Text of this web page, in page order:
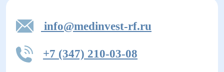
info@medinvest-rf.ru
+7 (347) 210-03-08